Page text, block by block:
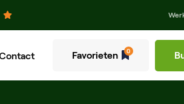
Favorieten 0